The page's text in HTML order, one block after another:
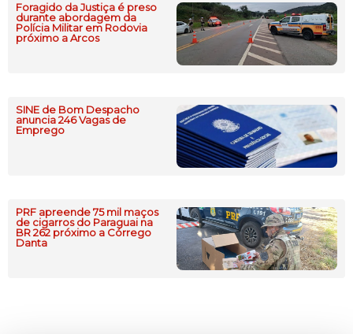
Foragido da Justiça é preso
durante abordagem da
Polícia Militar em Rodovia
próximo a Arcos
SINE de Bom Despacho
anuncia 246 Vagas de
Emprego
PRF apreende 75 mil maços
de cigarros do Paraguai na
BR 262 próximo a Córrego
Danta